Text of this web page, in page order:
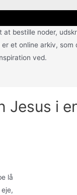
at bestille noder,
et online arkiv, som
ved.
Jesus i
lå